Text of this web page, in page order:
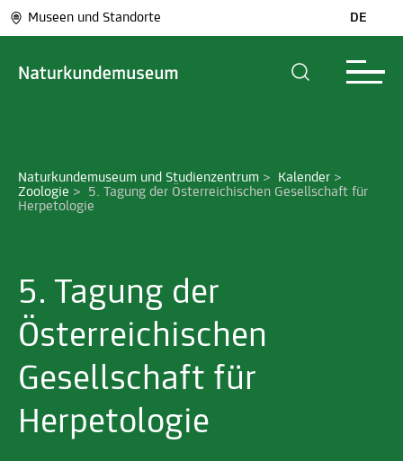
Museen und Standorte DE
Naturkundemuseum und Studienzentrum > Kalender >
Zoologie > 5. Tagung der Österreichischen Gesellschaft für
Herpetologie
5. Tagung der
Österreichischen
Gesellschaft für
Herpetologie